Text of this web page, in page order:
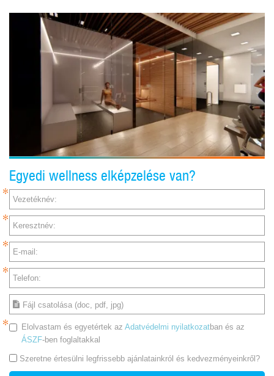
Egyedi wellness elképzelése van?
Vezetéknév:
Keresztnév:
E-mail:
Telefon:
Fájl csatolása (doc, pdf, jpg)
Elolvastam és egyetértek az Adatvédelmi nyilatkozatban és az
ÁSZF-ben foglaltakkal
Szeretne értesülni legfrissebb ajánlatainkról és kedvezményeinkről?